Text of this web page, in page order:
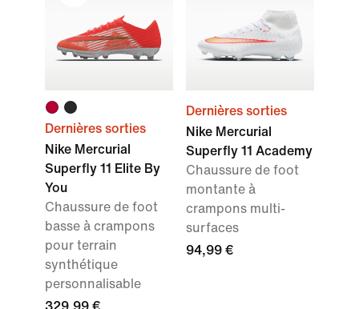
Dernières sorties
Nike Mercurial
Superfly 11 Elite By
You
Chaussure de foot
basse à crampons
pour terrain
synthétique
personnalisable
329,99 €
Dernières sorties
Nike Mercurial
Superfly 11 Academy
Chaussure de foot
montante à
crampons multi-
surfaces
94,99 €